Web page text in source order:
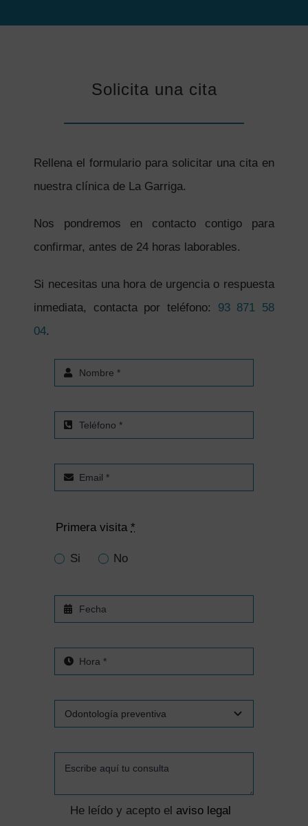
Solicita una cita
Rellena el formulario para solicitar una cita en
nuestra clínica de La Garriga.
Nos pondremos en contacto contigo para
confirmar, antes de 24 horas laborables.
Si necesitas una hora de urgencia o respuesta
inmediata, contacta por teléfono: 93 871 58
04.
Primera visita*
Si No
He leído y acepto el aviso legal